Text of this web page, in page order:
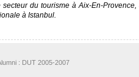
du tourisme à Aix-En-
à Istanbul.
: DUT 2005-2007